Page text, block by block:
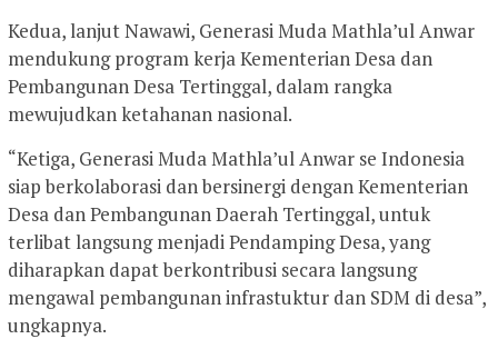
Kedua, lanjut Nawawi, Generasi Muda Mathla’ul Anwar
mendukung program kerja Kementerian Desa dan
Pembangunan Desa Tertinggal, dalam rangka
mewujudkan ketahanan nasional.
“Ketiga, Generasi Muda Mathla’ul Anwar se Indonesia
siap berkolaborasi dan bersinergi dengan Kementerian
Desa dan Pembangunan Daerah Tertinggal, untuk
terlibat langsung menjadi Pendamping Desa, yang
diharapkan dapat berkontribusi secara langsung
mengawal pembangunan infrastuktur dan SDM di desa”,
ungkapnya.